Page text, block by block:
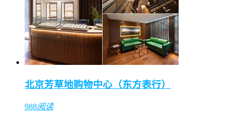
北京芳草地购物中心（东方表行）
988阅读